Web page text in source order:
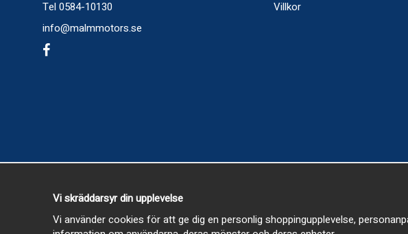
Tel 0584-10130
info@malmmotors.se
Villkor
Vi skräddarsyr din upplevelse
Vi använder cookies för att ge dig en personlig shoppingupplevelse,